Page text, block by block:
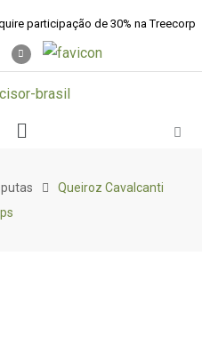
participação de 30% na Treecorp
Queiroz Cavalcanti